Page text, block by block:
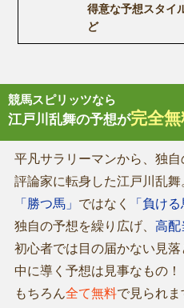
得意な予想スタイ
ど
競馬スピリッツなら
江戸川乱舞の予想が完全
平凡サラリーマンから、独
評論家に転身した江戸川乱舞
「勝つ馬」 ではなく 「負け
独自の予想を繰り広げ、 高配
初心者では目の届かない見
中に導く予想は見事なもの！
もちろん全て無料で見られま